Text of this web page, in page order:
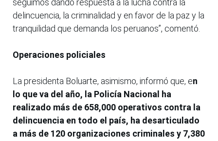
seguimos dando respuesta a la lucha contra la
delincuencia, la criminalidad y en favor de la paz y la
tranquilidad que demanda los peruanos”, comentó.
Operaciones policiales
La presidenta Boluarte, asimismo, informó que, en
lo que va del año, la Policía Nacional ha
realizado más de 658,000 operativos contra la
delincuencia en todo el país, ha desarticulado
a más de 120 organizaciones criminales y 7,380